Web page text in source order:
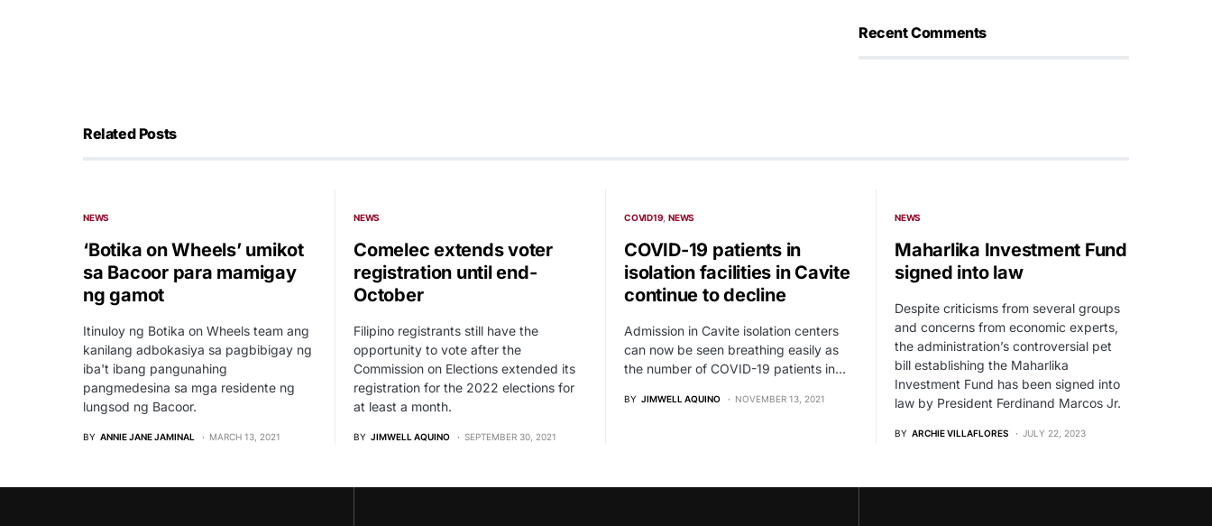
Recent Comments
Related Posts
NEWS
‘Botika on Wheels’ umikot
sa Bacoor para mamigay
ng gamot
Itinuloy ng Botika on Wheels team ang
kanilang adbokasiya sa pagbibigay ng
iba't ibang pangunahing
pangmedesina sa mga residente ng
lungsod ng Bacoor.
BY ANNIE JANE JAMINAL MARCH 13, 2021
NEWS
Comelec extends voter
registration until end-
October
Filipino registrants still have the
opportunity to vote after the
Commission on Elections extended its
registration for the 2022 elections for
at least a month.
BY JIMWELL AQUINO SEPTEMBER 30, 2021
COVID19 NEWS
COVID-19 patients in
isolation facilities in Cavite
continue to decline
Admission in Cavite isolation centers
can now be seen breathing easily as
the number of COVID-19 patients in…
BY JIMWELL AQUINO NOVEMBER 13, 2021
NEWS
Maharlika Investment Fund
signed into law
Despite criticisms from several groups
and concerns from economic experts,
the administration’s controversial pet
bill establishing the Maharlika
Investment Fund has been signed into
law by President Ferdinand Marcos Jr.
BY ARCHIE VILLAFLORES JULY 22, 2023